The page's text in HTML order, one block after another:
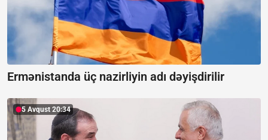
Ermənistanda üç nazirliyin adı dəyişdirilir
5 Avqust 20:34